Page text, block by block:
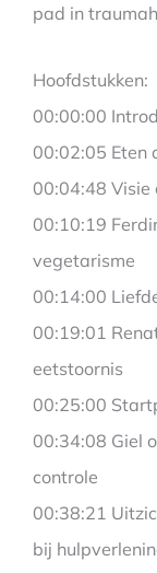
pad in
Hoofdstukken:
00:00:00
00:02:05 Eten
00:04:48
00:10:19
vegetarisme
00:14:00
00:19:01
eetstoornis
00:25:00
00:34:08 Giel
controle
00:38:21
bij